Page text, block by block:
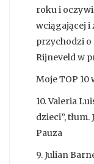
roku i
wciągającej i
przychodzi o
Rijneveld w
Moje TOP 10
10. Valeria
dzieci”,
Pauza
9. Julian